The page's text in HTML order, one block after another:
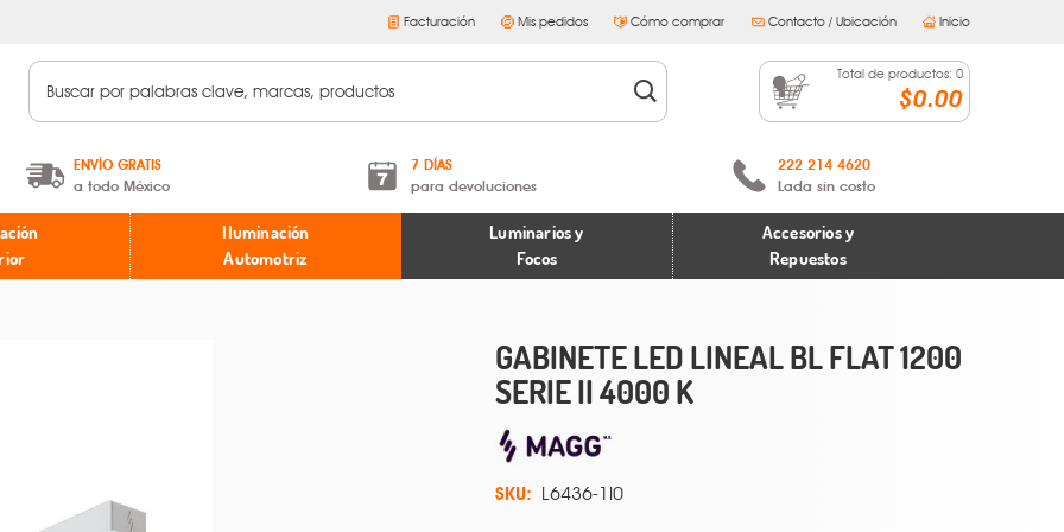
Facturación Mis pedidos Cómo comprar Contacto / Ubicación Inicio
Total de productos: 0
$0.00
ENVÍO GRATIS
a todo México
A partir de $599 MXN.
* Aplican restricciones
7 DÍAS
para devoluciones
Términos y condiciones
Políticas de devoluciones
222 214 4620
Lada sin costo
Iluminación
Automotriz
Luminarios y
Focos
Accesorios y
Repuestos
GABINETE LED LINEAL BL FLAT 1200
SERIE II 4000 K
SKU: L6436-1I0